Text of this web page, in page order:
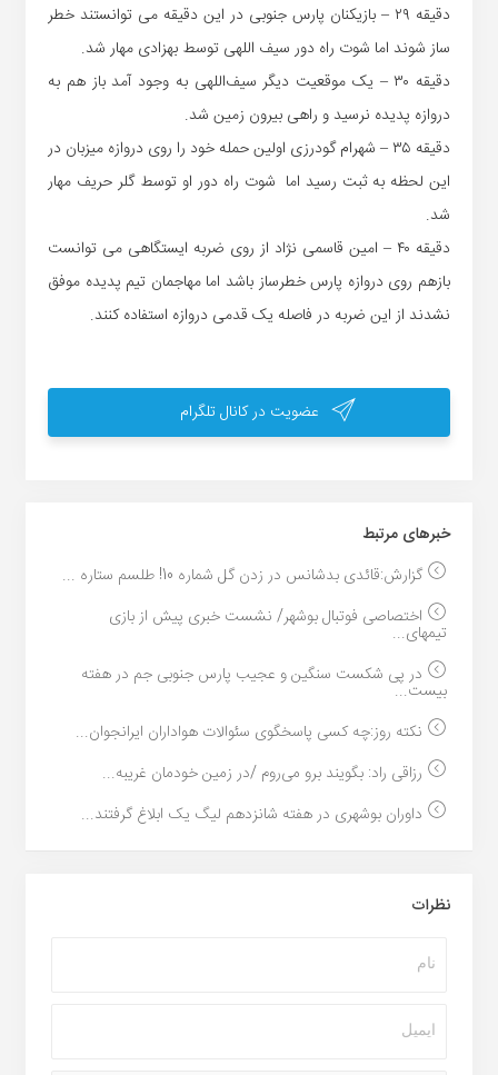
دقیقه ۲۹ – بازیکنان پارس جنوبی در این دقیقه می توانستند خطر
ساز شوند اما شوت راه دور سیف اللهی توسط بهزادی مهار شد.
دقیقه ۳۰ – یک موقعیت دیگر سیف‌اللهی به وجود آمد باز هم به
دروازه پدیده نرسید و راهی بیرون زمین شد.
دقیقه ۳۵ – شهرام گودرزی اولین حمله خود را روی دروازه میزبان در
این لحظه به ثبت رسید اما شوت راه دور او توسط گلر حریف مهار
شد.
دقیقه ۴۰ – امین قاسمی نژاد از روی ضربه ایستگاهی می توانست
بازهم روی دروازه پارس خطرساز باشد اما مهاجمان تیم پدیده موفق
نشدند از این ضربه در فاصله یک قدمی دروازه استفاده کنند.
عضویت در کانال تلگرام
خبر‌های مرتبط
گزارش:قائدی بدشانس در زدن گل شماره 10! طلسم ستاره ...
اختصاصی فوتبال بوشهر/ نشست خبری پیش از بازی
تیمهای...
در پی شکست سنگین و عجیب پارس جنوبی جم در هفته
بیست...
نکته روز:چه کسی پاسخگوی سئوالات هواداران ایرانجوان...
رزاقی راد: بگویند برو می‌روم /در زمین خودمان غریبه...
داوران بوشهری در هفته شانزدهم لیگ یک ابلاغ گرفتند...
نظرات